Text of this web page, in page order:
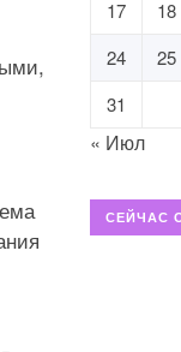
17
18
24
25
31
« Июл
СЕЙЧАС